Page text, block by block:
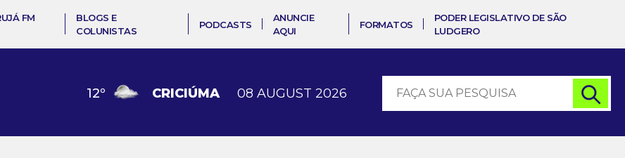
FM
BLOGS E
COLUNISTAS
PODCASTS
ANUNCIE
AQUI
FORMATOS
PODER LEGISLATIVO DE SÃO
LUDGERO
12º CRICIÚMA 08 AUGUST 2026